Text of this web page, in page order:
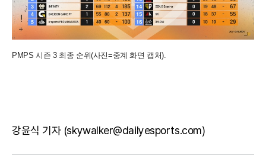
PMPS 시즌 3 최종 순위(사진=중계 화면 캡처).
강윤식 기자 (skywalker@dailyesports.com)